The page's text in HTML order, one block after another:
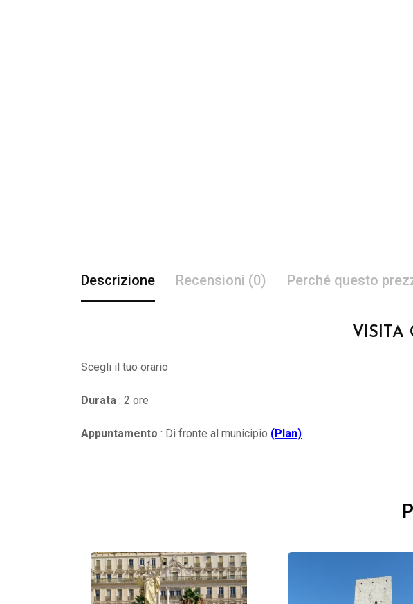
Descrizione Recensioni (0) Perché questo
VISITA
Scegli il tuo orario
Durata : 2 ore
Appuntamento : Di fronte al municipio (Plan)